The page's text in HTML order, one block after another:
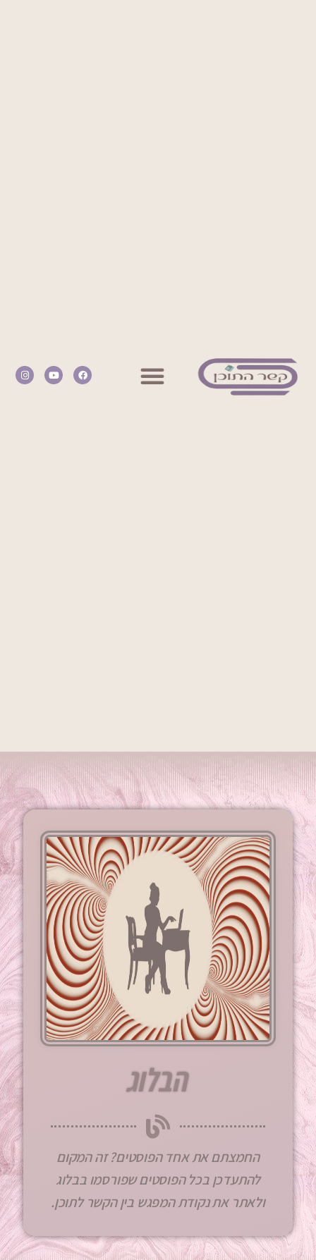
הבלוג
החמצתם את אחד הפוסטים? זה המקום
להתעדכן בכל הפוסטים שפורסמו בבלוג
ולאתר את נקודת המפגש בין הקשר לתוכן.